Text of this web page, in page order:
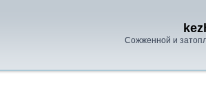
Сожженной и